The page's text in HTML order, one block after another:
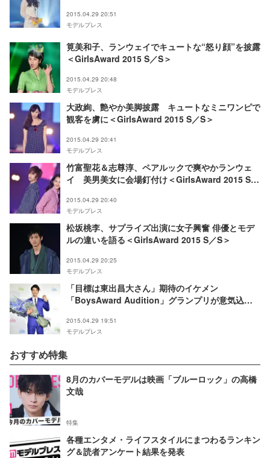
2015.04.29 20:51
モデルプレス
筧美和子、ランウェイでキュートな“怒り顔”を披露
＜GirlsAward 2015 S／S＞
2015.04.29 20:48
モデルプレス
大政絢、艶やか美脚披露 キュートなミニワンピで
観客を虜に＜GirlsAward 2015 S／S＞
2015.04.29 20:41
モデルプレス
竹富聖花＆志尊淳、ペアルックで爽やかランウェ
イ 美男美女に会場釘付け＜GirlsAward 2015 S／
2015.04.29 20:40
モデルプレス
松坂桃李、サプライズ出演に女子興奮 俳優とモデ
ルの違いを語る＜GirlsAward 2015 S／S＞
2015.04.29 20:25
モデルプレス
「目標は東出昌大さん」期待のイケメン
「BoysAward Audition」グランプリが意気込み
2015.04.29 19:51
モデルプレス
おすすめ特集
8月のカバーモデルは映画「ブルーロック」の高橋
文哉
特集
各種エンタメ・ライフスタイルにまつわるランキン
グ＆読者アンケート結果を発表